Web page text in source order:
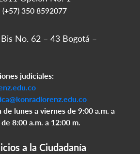
350 8592077
No. 62 – 43 Bogotá –
judiciales:
lunes a viernes de 9:00 a.m. a
8:00 a.m. a 12:00 m.
a la Ciudadanía